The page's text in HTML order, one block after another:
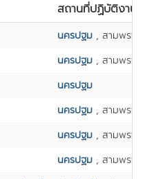
สถานที่ปฏิบัติงาน
นครปฐม , สามพราน
นครปฐม , สามพราน
นครปฐม
นครปฐม , สามพราน
นครปฐม , สามพราน
นครปฐม , สามพราน